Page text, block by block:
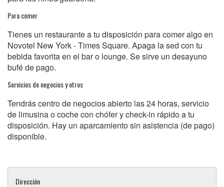
Para comer
Tienes un restaurante a tu disposición para comer algo en
Novotel New York - Times Square. Apaga la sed con tu
bebida favorita en el bar o lounge. Se sirve un desayuno
bufé de pago.
Servicios de negocios y otros
Tendrás centro de negocios abierto las 24 horas, servicio
de limusina o coche con chófer y check-in rápido a tu
disposición. Hay un aparcamiento sin asistencia (de pago)
disponible.
Dirección